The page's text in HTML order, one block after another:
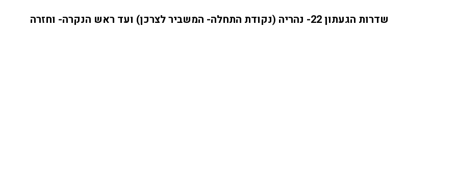
שדרות הגעתון 22- נהריה (נקודת התחלה- המשביר לצרכן) ועד ראש הנקרה- וחזרה